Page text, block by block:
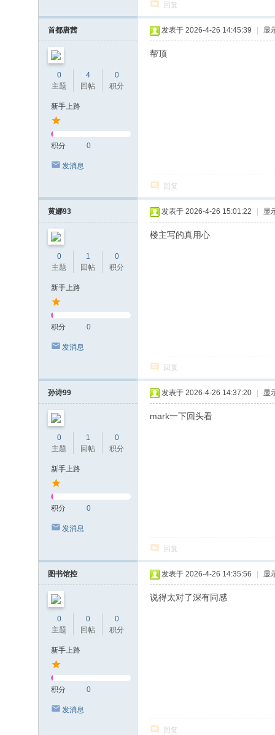
回复
首都唐茜
0
主题
4
回帖
0
积分
新手上路
积分 0
发消息
发表于 2026-4-26 14:45:39 显
帮顶
回复
黄娜93
0
主题
1
回帖
0
积分
新手上路
积分 0
发消息
发表于 2026-4-26 15:01:22 显
楼主写的真用心
回复
孙诗99
0
主题
1
回帖
0
积分
新手上路
积分 0
发消息
发表于 2026-4-26 14:37:20 显
mark一下回头看
回复
图书馆控
0
主题
0
回帖
0
积分
新手上路
积分 0
发消息
发表于 2026-4-26 14:35:56 显
说得太对了深有同感
回复